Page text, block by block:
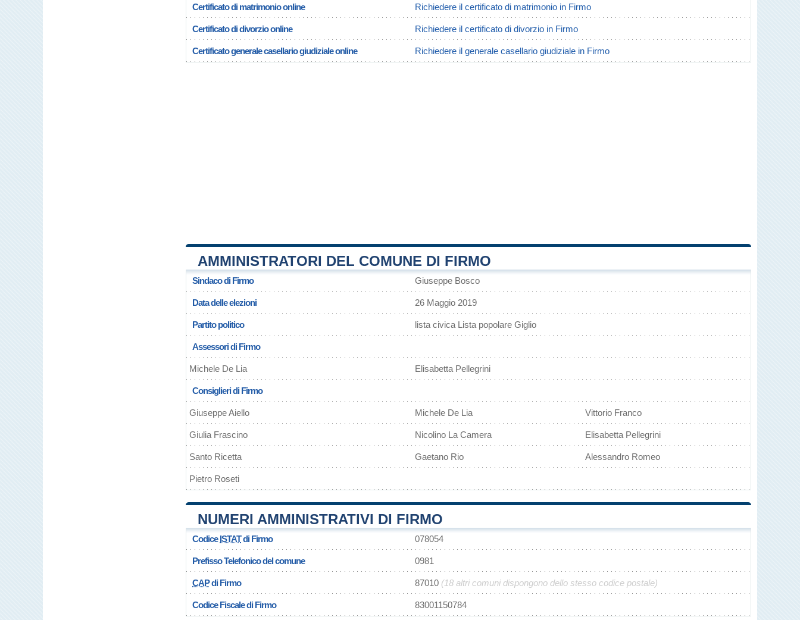
Certificato di matrimonio online Richiedere il certificato di matrimonio in Firmo
Certificato di divorzio online Richiedere il certificato di divorzio in Firmo
Certificato generale casellario giudiziale online Richiedere il generale casellario giudiziale in Firmo
AMMINISTRATORI DEL COMUNE DI FIRMO
Sindaco di Firmo Giuseppe Bosco
Data delle elezioni 26 Maggio 2019
Partito politico lista civica Lista popolare Giglio
Assessori di Firmo
Michele De Lia Elisabetta Pellegrini
Consiglieri di Firmo
Giuseppe Aiello Michele De Lia Vittorio Franco
Giulia Frascino Nicolino La Camera Elisabetta Pellegrini
Santo Ricetta Gaetano Rio Alessandro Romeo
Pietro Roseti
NUMERI AMMINISTRATIVI DI FIRMO
CodiceISTATdi Firmo 078054
Prefisso Telefonico del comune 0981
CAPdi Firmo 87010 (18 altri comuni dispongono dello stesso codice postale)
Codice Fiscale di Firmo 83001150784